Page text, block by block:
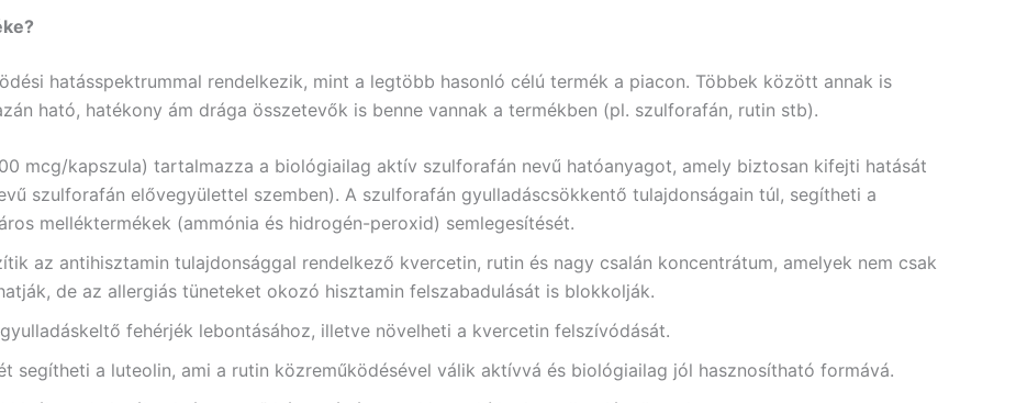
hatásspektrummal rendelkezik, mint a legtöbb hasonló célú termék a piacon. Többek között annak is
ható, hatékony ám drága összetevők is benne vannak a termékben (pl. szulforafán, rutin stb).
mcg/kapszula) tartalmazza a biológiailag aktív szulforafán nevű hatóanyagot, amely biztosan kifejti hatását
szulforafán elővegyülettel szemben). A szulforafán gyulladáscsökkentő tulajdonságain túl, segítheti a
melléktermékek (ammónia és hidrogén-peroxid) semlegesítését.
az antihisztamin tulajdonsággal rendelkező kvercetin, rutin és nagy csalán koncentrátum, amelyek nem csak
de az allergiás tüneteket okozó hisztamin felszabadulását is blokkolják.
fehérjék lebontásához, illetve növelheti a kvercetin felszívódását.
segítheti a luteolin, ami a rutin közreműködésével válik aktívvá és biológiailag jól hasznosítható formává.